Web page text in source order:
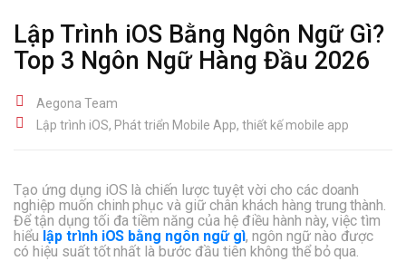
Lập Trình iOS Bằng Ngôn Ngữ Gì?
Top 3 Ngôn Ngữ Hàng Đầu 2026
Aegona Team
Lập trình iOS, Phát triển Mobile App, thiết kế mobile app
Tạo ứng dụng iOS là chiến lược tuyệt vời cho các doanh
nghiệp muốn chinh phục và giữ chân khách hàng trung thành.
Để tận dụng tối đa tiềm năng của hệ điều hành này, việc tìm
hiểu lập trình iOS bằng ngôn ngữ gì, ngôn ngữ nào được
có hiệu suất tốt nhất là bước đầu tiên không thể bỏ qua.